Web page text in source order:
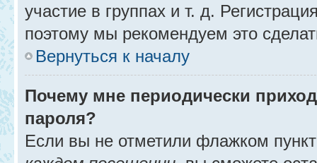
участие в группах и т. д.
поэтому мы рекомендуем это
Вернуться к началу
Почему мне периодически
пароля?
Если вы не отметили флажком